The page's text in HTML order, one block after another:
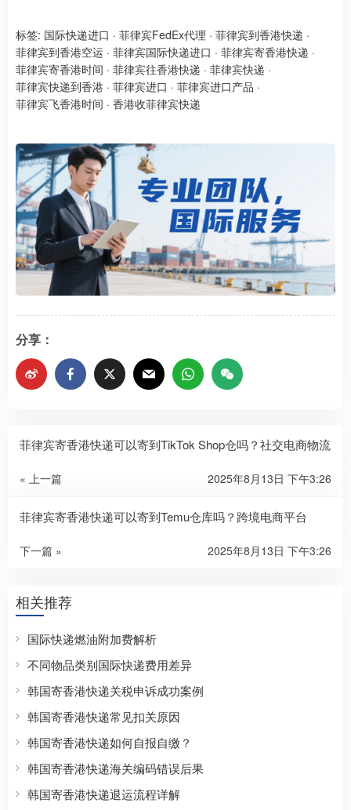
标签: 国际快递进口 · 菲律宾FedEx代理 · 菲律宾到香港快递 ·
菲律宾到香港空运 · 菲律宾国际快递进口 · 菲律宾寄香港快递 ·
菲律宾寄香港时间 · 菲律宾往香港快递 · 菲律宾快递 ·
菲律宾快递到香港 · 菲律宾进口 · 菲律宾进口产品 ·
菲律宾飞香港时间 · 香港收菲律宾快递
分享：
菲律宾寄香港快递可以寄到TikTok Shop仓吗？社交电商物流
« 上一篇 2025年8月13日 下午3:26
菲律宾寄香港快递可以寄到Temu仓库吗？跨境电商平台
下一篇 » 2025年8月13日 下午3:26
相关推荐
国际快递燃油附加费解析
不同物品类别国际快递费用差异
韩国寄香港快递关税申诉成功案例
韩国寄香港快递常见扣关原因
韩国寄香港快递如何自报自缴？
韩国寄香港快递海关编码错误后果
韩国寄香港快递退运流程详解